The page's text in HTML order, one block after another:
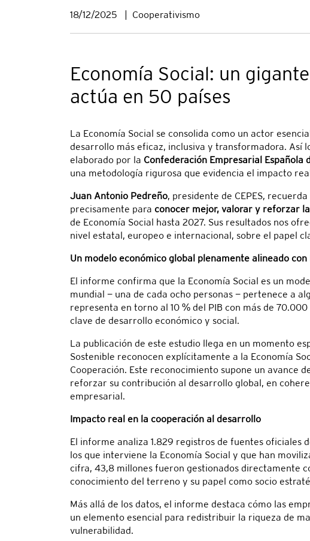
18/12/2025 | Cooperativismo
Economía Social: un
actúa en 50 países
La Economía Social se consolida como un actor
desarrollo más eficaz, inclusiva y transformadora. Así
elaborado por la Confederación Empresarial Española
una metodología rigurosa que evidencia el impacto
Juan Antonio Pedreño, presidente de CEPES,
precisamente para conocer mejor, valorar y reforzar
de Economía Social hasta 2027. Sus resultados nos
nivel estatal, europeo e internacional, sobre el papel
Un modelo económico global plenamente alineado
El informe confirma que la Economía Social es un
mundial — una de cada ocho personas — pertenece a
representa en torno al 10 % del PIB con más de
clave de desarrollo económico y social.
La publicación de este estudio llega en un momento
Sostenible reconocen explícitamente a la Economía
Cooperación. Este reconocimiento supone un avance
reforzar su contribución al desarrollo global, en
empresarial.
Impacto real en la cooperación al desarrollo
El informe analiza 1.829 registros de fuentes oficiales
los que interviene la Economía Social y que han
cifra, 43,8 millones fueron gestionados directamente
conocimiento del terreno y su papel como socio
Más allá de los datos, el informe destaca cómo las
un elemento esencial para redistribuir la riqueza de
vulnerabilidad.